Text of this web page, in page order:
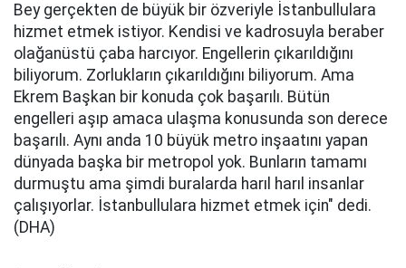
Bey gerçekten de büyük bir özveriyle İstanbullulara
hizmet etmek istiyor. Kendisi ve kadrosuyla beraber
olağanüstü çaba harcıyor. Engellerin çıkarıldığını
biliyorum. Zorlukların çıkarıldığını biliyorum. Ama
Ekrem Başkan bir konuda çok başarılı. Bütün
engelleri aşıp amaca ulaşma konusunda son derece
başarılı. Aynı anda 10 büyük metro inşaatını yapan
dünyada başka bir metropol yok. Bunların tamamı
durmuştu ama şimdi buralarda harıl harıl insanlar
çalışıyorlar. İstanbullulara hizmet etmek için" dedi.
(DHA)